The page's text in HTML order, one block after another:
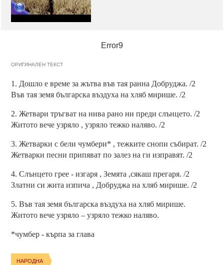
Error9
ОРИГИНАЛЕН ТЕКСТ
1. Дошло е време за жътва във тая ранна Добруджа. /2
Във тая земя българска въздуха на хляб мирише. /2
2. Жетвари тръгват на нива рано ни преди слънцето. /2
Житото вече узряло , узряло тежко наляво. /2
3. Жетварки с бели чумбери* , тежките снопи събират. /2
Жетварки песни припяват по залез на ги изправят. /2
4. Слънцето грее - изгаря , Земята ,сякаш прегаря. /2
Златни си жита изпича , Добруджа на хляб мирише. /2
5. Във тая земя българска въздуха на хляб мирише.
Житото вече узряло – узряло тежко наляво.
*чумбер - кърпа за глава
НАРОДНА